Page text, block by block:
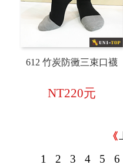
612 竹炭防黴三束口襪
NT220元
1 2 3 4 5 6